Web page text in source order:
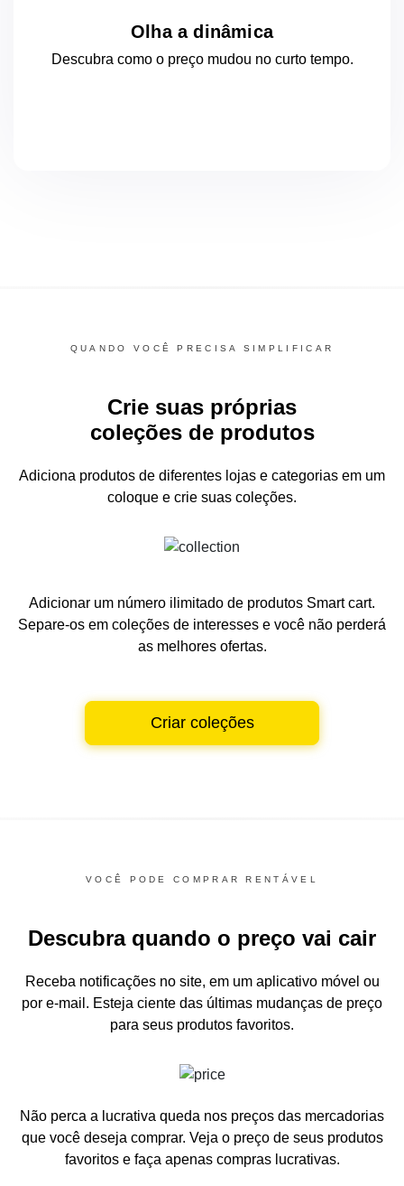
Olha a dinâmica
Descubra como o preço mudou no curtotempo.
QUANDO VOCÊ PRECISA SIMPLIFICAR
Crie suas próprias
coleções de produtos
Adiciona produtos de diferentes lojas e categorias em um
coloque e crie suas coleções.
Adicionar um número ilimitado de produtos Smart cart.
Separe-os em coleções de interesses e você não perderá
as melhores ofertas.
Criar coleções
VOCÊ PODE COMPRAR RENTÁVEL
Descubra quando o preço vai cair
Receba notificações no site, em um aplicativo móvel ou
por e-mail. Esteja ciente das últimas mudanças de preço
para seus produtos favoritos.
Não perca a lucrativa queda nos preços das mercadorias
que você deseja comprar. Veja o preço de seus produtos
favoritos e faça apenas compras lucrativas.